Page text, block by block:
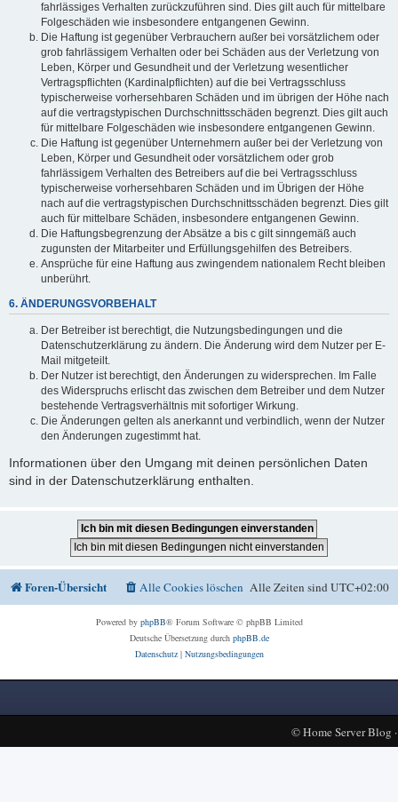
fahrlässiges Verhalten zurückzuführen sind. Dies gilt auch für mittelbare
Folgeschäden wie insbesondere entgangenen Gewinn.
Die Haftung ist gegenüber Verbrauchern außer bei vorsätzlichem oder
grob fahrlässigem Verhalten oder bei Schäden aus der Verletzung von
Leben, Körper und Gesundheit und der Verletzung wesentlicher
Vertragspflichten (Kardinalpflichten) auf die bei Vertragsschluss
typischerweise vorhersehbaren Schäden und im übrigen der Höhe nach
auf die vertragstypischen Durchschnittsschäden begrenzt. Dies gilt auch
für mittelbare Folgeschäden wie insbesondere entgangenen Gewinn.
Die Haftung ist gegenüber Unternehmern außer bei der Verletzung von
Leben, Körper und Gesundheit oder vorsätzlichem oder grob
fahrlässigem Verhalten des Betreibers auf die bei Vertragsschluss
typischerweise vorhersehbaren Schäden und im Übrigen der Höhe
nach auf die vertragstypischen Durchschnittsschäden begrenzt. Dies gilt
auch für mittelbare Schäden, insbesondere entgangenen Gewinn.
Die Haftungsbegrenzung der Absätze a bis c gilt sinngemäß auch
zugunsten der Mitarbeiter und Erfüllungsgehilfen des Betreibers.
Ansprüche für eine Haftung aus zwingendem nationalem Recht bleiben
unberührt.
6. ÄNDERUNGSVORBEHALT
Der Betreiber ist berechtigt, die Nutzungsbedingungen und die
Datenschutzerklärung zu ändern. Die Änderung wird dem Nutzer per E-
Mail mitgeteilt.
Der Nutzer ist berechtigt, den Änderungen zu widersprechen. Im Falle
des Widerspruchs erlischt das zwischen dem Betreiber und dem Nutzer
bestehende Vertragsverhältnis mit sofortiger Wirkung.
Die Änderungen gelten als anerkannt und verbindlich, wenn der Nutzer
den Änderungen zugestimmt hat.
Informationen über den Umgang mit deinen persönlichen Daten
sind in der Datenschutzerklärung enthalten.
Foren-Übersicht Alle Zeiten sindUTC+02:00
Alle Cookies löschen
Powered by phpBB® Forum Software © phpBB Limited
Deutsche Übersetzung durch phpBB.de
Datenschutz| Nutzungsbedingungen
©Home Server Blog